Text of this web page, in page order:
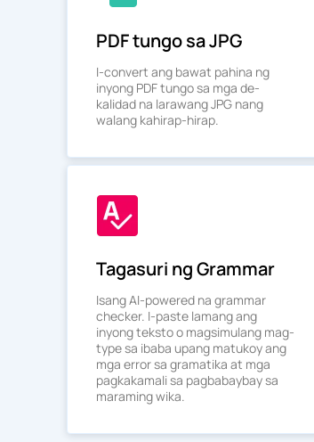
PDF tungo sa JPG
I-convert ang bawat pahina ng
inyong PDF tungo sa mga de-
kalidad na larawang JPG nang
walang kahirap-hirap.
Tagasuri ng Grammar
Isang AI-powered na grammar
checker. I-paste lamang ang
inyong teksto o magsimulang mag-
type sa ibaba upang matukoy ang
mga error sa gramatika at mga
pagkakamali sa pagbabaybay sa
maraming wika.